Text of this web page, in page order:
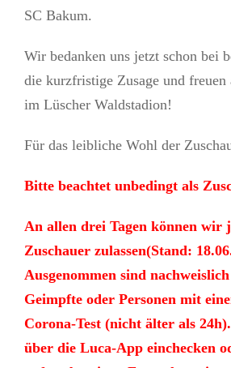
SC Bakum.
Wir bedanken uns jetzt schon bei
die kurzfristige Zusage und
im Lüscher Waldstadion!
Für das leibliche Wohl der
Bitte beachtet unbedingt als
An allen drei Tagen können wir
Zuschauer zulassen(Stand:
Ausgenommen sind nachweislich
Geimpfte oder Personen mit
Corona-Test (nicht älter als
über die Luca-App einchecken